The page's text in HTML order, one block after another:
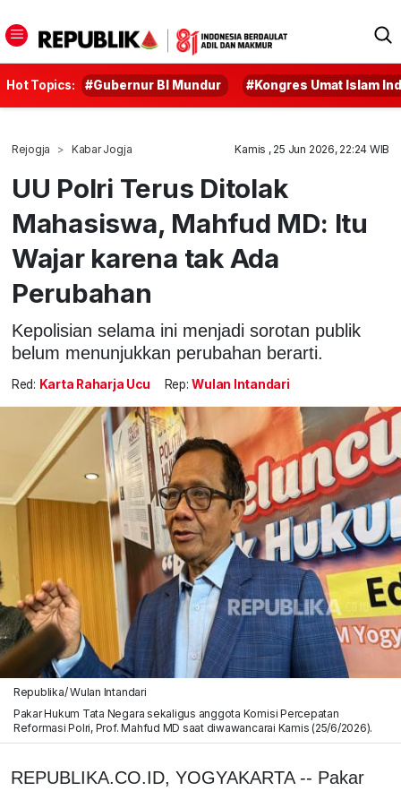
Hot Topics: #Gubernur BI Mundur #Kongres Umat Islam
Rejogja Kabar Jogja Kamis , 25 Jun 2026, 22:24 WIB
UU Polri Terus Ditolak
Mahasiswa, Mahfud MD: Itu
Wajar karena tak Ada
Perubahan
Kepolisian selama ini menjadi sorotan publik
belum menunjukkan perubahan berarti.
Red: Karta Raharja Ucu Rep: Wulan Intandari
Republika/ Wulan Intandari
Pakar Hukum Tata Negara sekaligus anggota Komisi Percepatan
Reformasi Polri, Prof. Mahfud MD saat diwawancarai Kamis (25/6/2026).
REPUBLIKA.CO.ID, YOGYAKARTA -- Pakar